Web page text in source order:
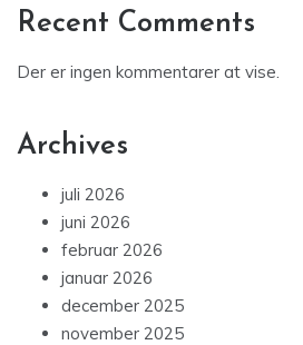
Recent Comments
Der er ingen kommentarer at vise.
Archives
juli 2026
juni 2026
februar 2026
januar 2026
december 2025
november 2025